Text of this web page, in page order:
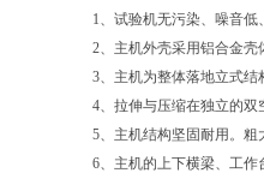
1、试验机无污染、噪音
2、主机外壳采用铝合金
3、主机为整体落地立式
4、拉伸与压缩在独立的
5、主机结构坚固耐用。
6、主机的上下横梁、工